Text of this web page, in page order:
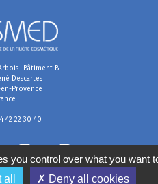
Bâtiment B
Descartes
Provence
42 22 30 40
you control over what you want
✗ Deny all cookies